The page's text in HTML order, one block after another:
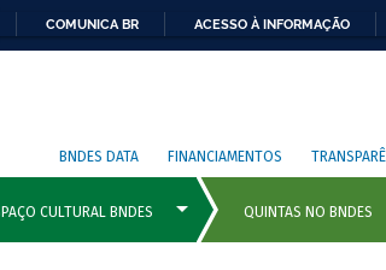
COMUNICA BR ACESSO À INFORMAÇÃO
BNDES DATA FINANCIAMENTOS